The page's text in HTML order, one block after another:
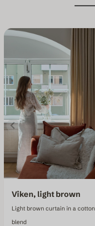
Viken, light brown
Light brown curtain in a cotton
blend